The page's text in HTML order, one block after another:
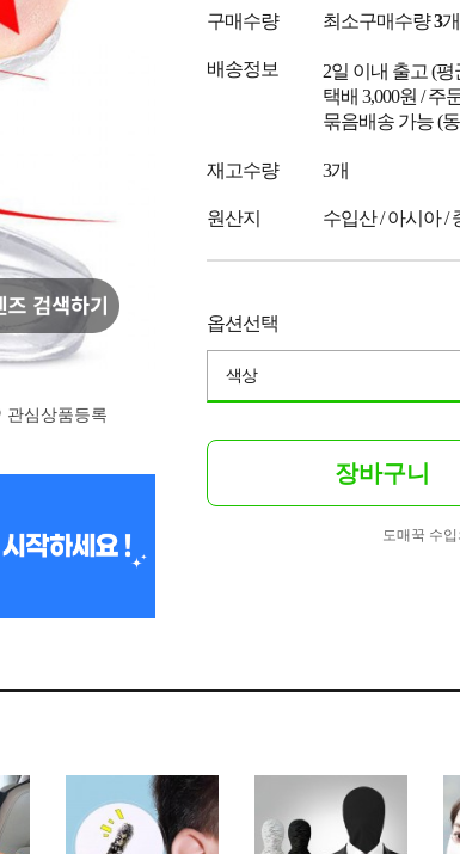
관심상품등록
구매수량 최소구매수량3개
배송정보 2일 이내 출고 (평
택배 3,000원 / 주
묶음배송 가능 (
재고수량 3개
원산지 수입산 / 아시아 /
옵션선택
색상
장바구니
도매꾹 수